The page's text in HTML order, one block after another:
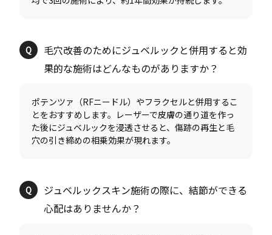
毛穴改善のためにジュベルックと併用すると効
ポテンツァ（RFニードル）やフラクセルと併用するこ
とをおすすめします。レーザーで皮膚の通り道を作っ
た後にジュベルックを浸透させると、傷跡の再生と毛
ジュベルックスキン施術の際に、結節ができる